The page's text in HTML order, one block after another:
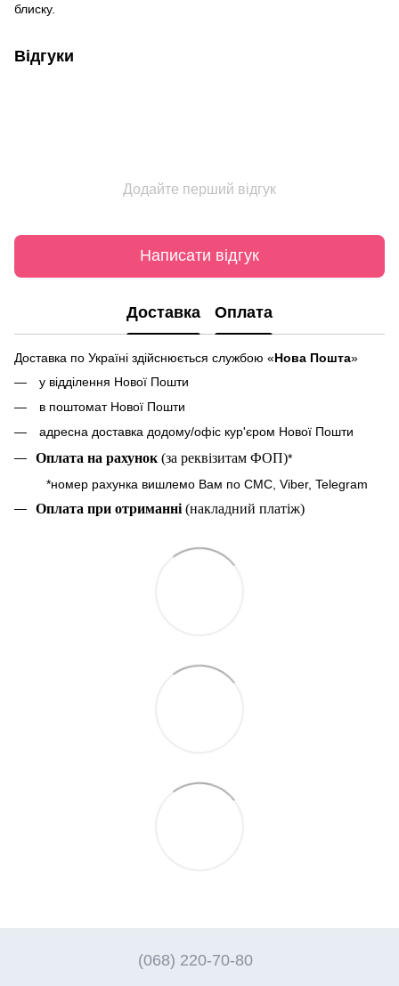
блиску.
Відгуки
Додайте перший відгук
Написати відгук
Доставка Оплата
Доставка по Україні здійснюється службою «Нова Пошта»
у відділення Нової Пошти
в поштомат Нової Пошти
адресна доставка додому/офіс кур'єром Нової Пошти
Оплата на рахунок (за реквізитам ФОП)*
*номер рахунка вишлемо Вам по СМС, Viber, Telegram
Оплата при отриманні (накладний платіж)
(068) 220-70-80